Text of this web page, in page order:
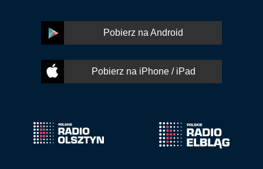
Pobierz na Android
Pobierz na iPhone / iPad